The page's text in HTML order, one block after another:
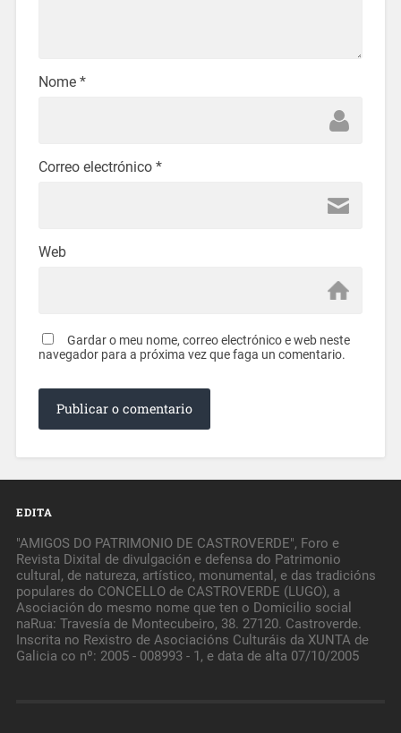
Nome *
Correo electrónico *
Web
Gardar o meu nome, correo electrónico e web neste
navegador para a próxima vez que faga un comentario.
EDITA
"AMIGOS DO PATRIMONIO DE CASTROVERDE", Foro e
Revista Dixital de divulgación e defensa do Patrimonio
cultural, de natureza, artístico, monumental, e das tradicións
populares do CONCELLO de CASTROVERDE (LUGO), a
Asociación do mesmo nome que ten o Domicilio social
naRua: Travesía de Montecubeiro, 38. 27120. Castroverde.
Inscrita no Rexistro de Asociacións Culturáis da XUNTA de
Galicia co nº: 2005 - 008993 - 1, e data de alta 07/10/2005